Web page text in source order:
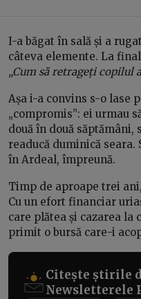
I-a băgat în sală și a
câteva elemente. La
„Cum să retrageți copilul
Așa i-a convins s-o lase
„compromis”: ei urmau
două în două săptămâni,
readucă duminică seara.
în Ardeal, împreună.
Timp de aproape trei
Cu un efort financiar
care plătea și cazarea la
primit o bursă care-i
Citește știrile
Newsletterele